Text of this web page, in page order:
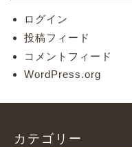
ログイン
投稿フィード
コメントフィード
WordPress.org
カテゴリー